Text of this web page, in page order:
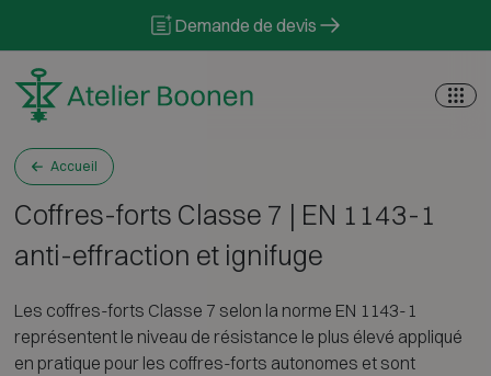
Demande de devis
Accueil
Coffres-forts Classe 7 | EN 1143-1
anti-effraction et ignifuge
Les coffres-forts Classe 7 selon la norme EN 1143-1
représentent le niveau de résistance le plus élevé appliqué
en pratique pour les coffres-forts autonomes et sont